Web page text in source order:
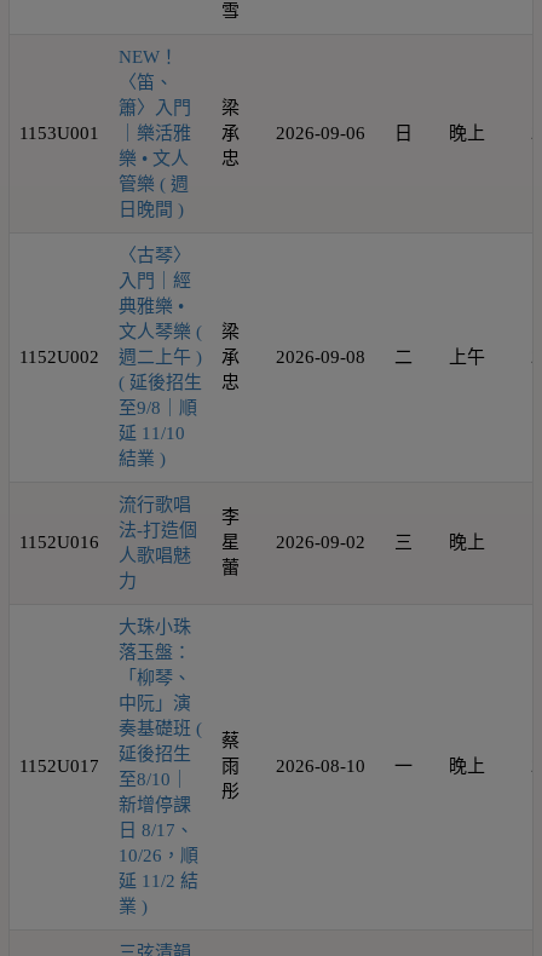
雪
1153U001
NEW！
〈笛、
簫〉入門
｜樂活雅
樂 • 文人
管樂 ( 週
日晚間 )
梁
承
忠
2026-09-06 日 晚上
1152U002
〈古琴〉
入門｜經
典雅樂 •
文人琴樂 (
週二上午 )
( 延後招生
至9/8｜順
延 11/10
結業 )
梁
承
忠
2026-09-08 二 上午
1152U016
流行歌唱
法-打造個
人歌唱魅
力
李
星
蕾
2026-09-02 三 晚上
1152U017
大珠小珠
落玉盤：
「柳琴、
中阮」演
奏基礎班 (
延後招生
至8/10｜
新增停課
日 8/17、
10/26，順
延 11/2 結
業 )
蔡
雨
彤
2026-08-10 一 晚上